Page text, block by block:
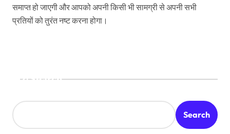
समाप्त हो जाएगी और आपको अपनी किसी भी सामग्री से अपनी सभी
प्रतियों को तुरंत नष्ट करना होगा।
Search
Search